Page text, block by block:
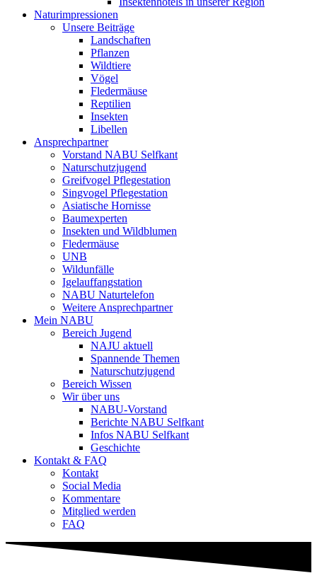
Naturimpressionen
Unsere Beiträge
Landschaften
Pflanzen
Wildtiere
Vögel
Fledermäuse
Reptilien
Insekten
Libellen
Ansprechpartner
Vorstand NABU Selfkant
Naturschutzjugend
Greifvogel Pflegestation
Singvogel Pflegestation
Asiatische Hornisse
Baumexperten
Insekten und Wildblumen
Fledermäuse
UNB
Wildunfälle
Igelauffangstation
NABU Naturtelefon
Weitere Ansprechpartner
Mein NABU
Bereich Jugend
NAJU aktuell
Spannende Themen
Naturschutzjugend
Bereich Wissen
Wir über uns
NABU-Vorstand
Berichte NABU Selfkant
Infos NABU Selfkant
Geschichte
Kontakt & FAQ
Kontakt
Social Media
Kommentare
Mitglied werden
FAQ